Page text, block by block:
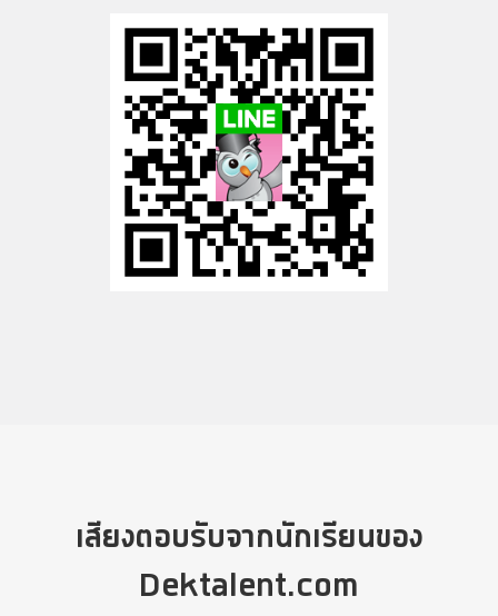
เสียงตอบรับจากนักเรียนของ
Dektalent.com